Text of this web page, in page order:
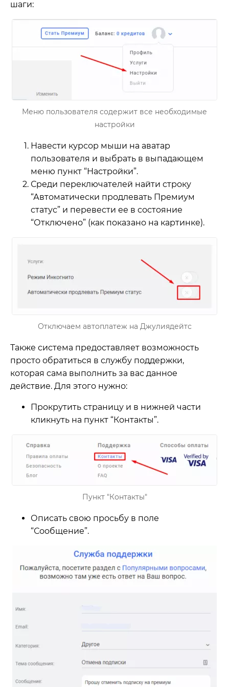
шаги:
Меню пользователя содержит все необходимые
настройки
Навести курсор мыши на аватар
пользователя и выбрать в выпадающем
меню пункт “Настройки”.
Среди переключателей найти строку
“Автоматически продлевать Премиум
статус” и перевести ее в состояние
“Отключено” (как показано на картинке).
Отключаем автоплатеж на Джулиядейтс
Также система предоставляет возможность
просто обратиться в службу поддержки,
которая сама выполнить за вас данное
действие. Для этого нужно:
Прокрутить страницу и в нижней части
кликнуть на пункт “Контакты”.
Пункт "Контакты"
Описать свою просьбу в поле
“Сообщение”.